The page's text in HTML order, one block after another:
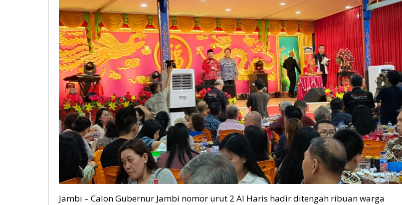
Jambi – Calon Gubernur Jambi nomor urut 2 Al Haris hadir ditengah ribuan warga